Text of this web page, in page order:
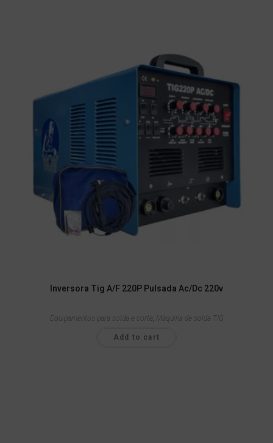
Inversora Tig A/F 220P Pulsada Ac/Dc 220v
Equipamentos para solda e corte, Máquina de solda TIG
Add to cart